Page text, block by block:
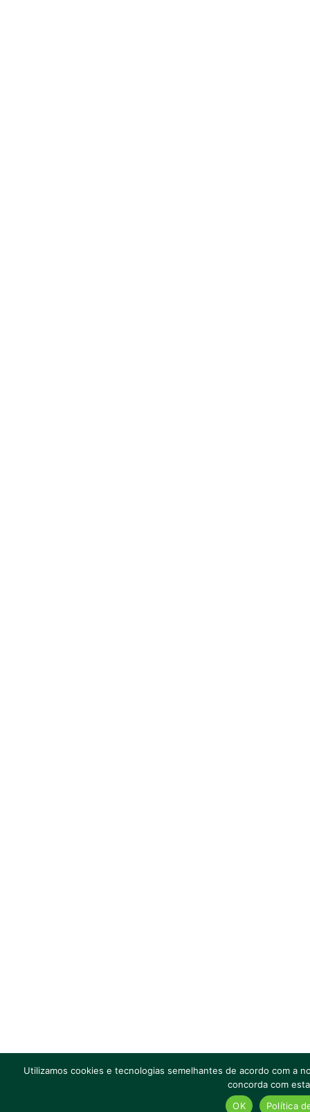
Utilizamos cookies e tecnologias semelhantes de acordo com a
concorda com
OK
Política